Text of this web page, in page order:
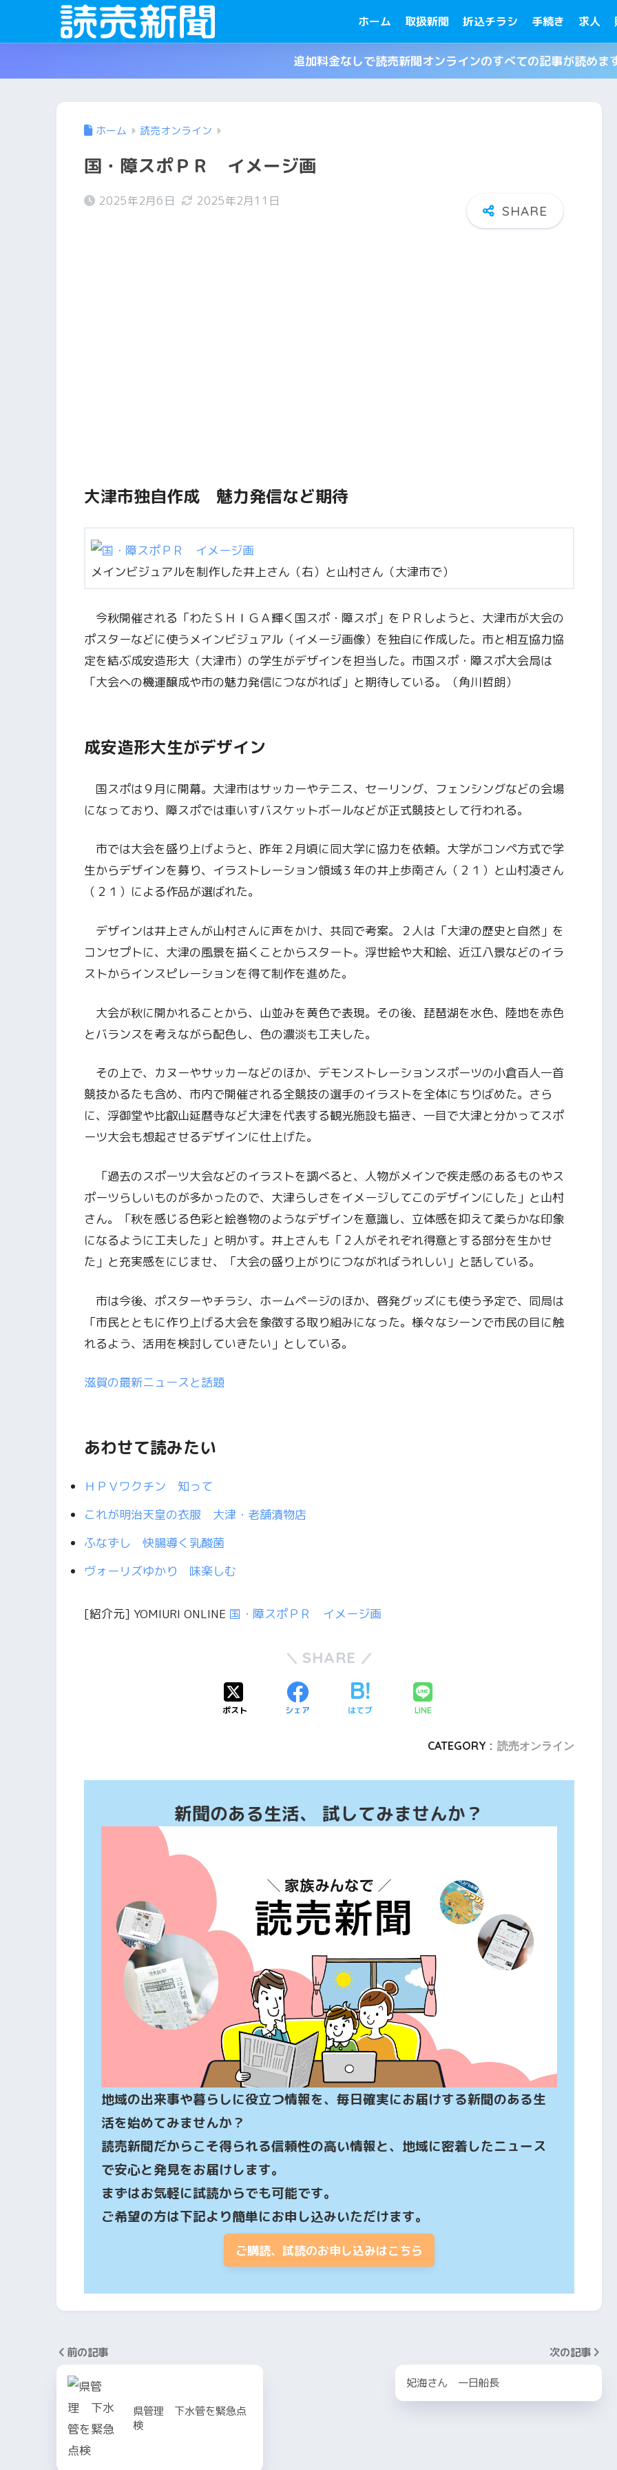
ホーム 取扱新聞 折込チラシ 手続き 求人
追加料金なしで読売新聞オンラインのすべての記事が読めま
ホーム 読売オンライン
国・障スポＰＲ イメージ画
2025年2月6日 2025年2月11日
大津市独自作成 魅力発信など期待
メインビジュアルを制作した井上さん（右）と山村さん（大津市で）
今秋開催される「わたＳＨＩＧＡ輝く国スポ・障スポ」をＰＲしようと、大津市が大会の
ポスターなどに使うメインビジュアル（イメージ画像）を独自に作成した。市と相互協力協
定を結ぶ成安造形大（大津市）の学生がデザインを担当した。市国スポ・障スポ大会局は
「大会への機運醸成や市の魅力発信につながれば」と期待している。（角川哲朗）
成安造形大生がデザイン
国スポは９月に開幕。大津市はサッカーやテニス、セーリング、フェンシングなどの会場
になっており、障スポでは車いすバスケットボールなどが正式競技として行われる。
市では大会を盛り上げようと、昨年２月頃に同大学に協力を依頼。大学がコンペ方式で学
生からデザインを募り、イラストレーション領域３年の井上歩南さん（２１）と山村凌さん
（２１）による作品が選ばれた。
デザインは井上さんが山村さんに声をかけ、共同で考案。２人は「大津の歴史と自然」を
コンセプトに、大津の風景を描くことからスタート。浮世絵や大和絵、近江八景などのイラ
ストからインスピレーションを得て制作を進めた。
大会が秋に開かれることから、山並みを黄色で表現。その後、琵琶湖を水色、陸地を赤色
とバランスを考えながら配色し、色の濃淡も工夫した。
その上で、カヌーやサッカーなどのほか、デモンストレーションスポーツの小倉百人一首
競技かるたも含め、市内で開催される全競技の選手のイラストを全体にちりばめた。さら
に、浮御堂や比叡山延暦寺など大津を代表する観光施設も描き、一目で大津と分かってスポ
ーツ大会も想起させるデザインに仕上げた。
「過去のスポーツ大会などのイラストを調べると、人物がメインで疾走感のあるものやス
ポーツらしいものが多かったので、大津らしさをイメージしてこのデザインにした」と山村
さん。「秋を感じる色彩と絵巻物のようなデザインを意識し、立体感を抑えて柔らかな印象
になるように工夫した」と明かす。井上さんも「２人がそれぞれ得意とする部分を生かせ
た」と充実感をにじませ、「大会の盛り上がりにつながればうれしい」と話している。
市は今後、ポスターやチラシ、ホームページのほか、啓発グッズにも使う予定で、同局は
「市民とともに作り上げる大会を象徴する取り組みになった。様々なシーンで市民の目に触
れるよう、活用を検討していきたい」としている。
滋賀の最新ニュースと話題
あわせて読みたい
ＨＰＶワクチン 知って
これが明治天皇の衣服 大津・老舗漬物店
ふなずし 快腸導く乳酸菌
ヴォーリズゆかり 味楽しむ
[紹介元] YOMIURI ONLINE 国・障スポＰＲ イメージ画
SHARE
ポスト シェア はてブ LINE
CATEGORY : 読売オンライン
新聞のある生活、 試してみませんか？
地域の出来事や暮らしに役立つ情報を、毎日確実にお届けする新聞のある生
活を始めてみませんか？
読売新聞だからこそ得られる信頼性の高い情報と、地域に密着したニュース
で安心と発見をお届けします。
まずはお気軽に試読からでも可能です。
ご希望の方は下記より簡単にお申し込みいただけます。
ご購読、試読のお申し込みはこちら
前の記事
県管理 下水管を緊急点
検
次の記事
妃海さん 一日船長